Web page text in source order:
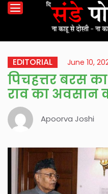
EDITORIAL June 10,
पिचहत्तर बरस
राव का अवसान
Apoorva Joshi